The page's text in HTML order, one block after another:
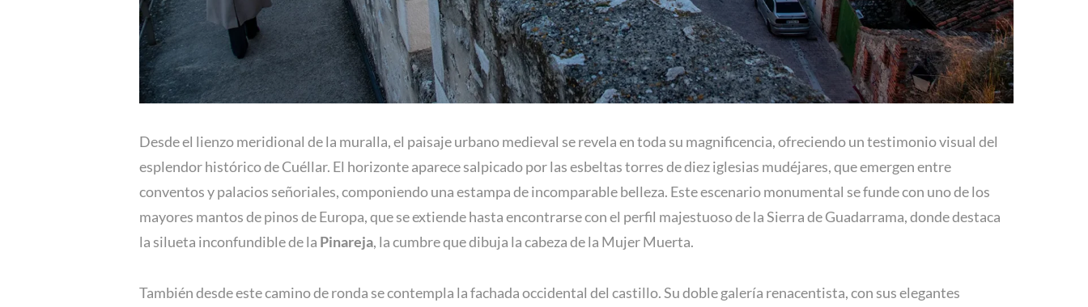
Desde el lienzo meridional de la muralla, el paisaje urbano medieval se revela en toda su magnificencia, ofreciendo un testimonio visual del
esplendor histórico de Cuéllar. El horizonte aparece salpicado por las esbeltas torres de diez iglesias mudéjares, que emergen entre
conventos y palacios señoriales, componiendo una estampa de incomparable belleza. Este escenario monumental se funde con uno de los
mayores mantos de pinos de Europa, que se extiende hasta encontrarse con el perfil majestuoso de la Sierra de Guadarrama, donde destaca
la silueta inconfundible de la Pinareja, la cumbre que dibuja la cabeza de la Mujer Muerta.
También desde este camino de ronda se contempla la fachada occidental del castillo. Su doble galería renacentista, con sus elegantes